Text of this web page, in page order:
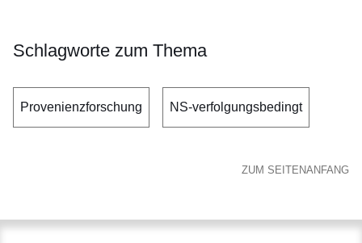
Schlagworte zum Thema
Provenienzforschung NS-verfolgungsbedingt
ZUM SEITENANFANG